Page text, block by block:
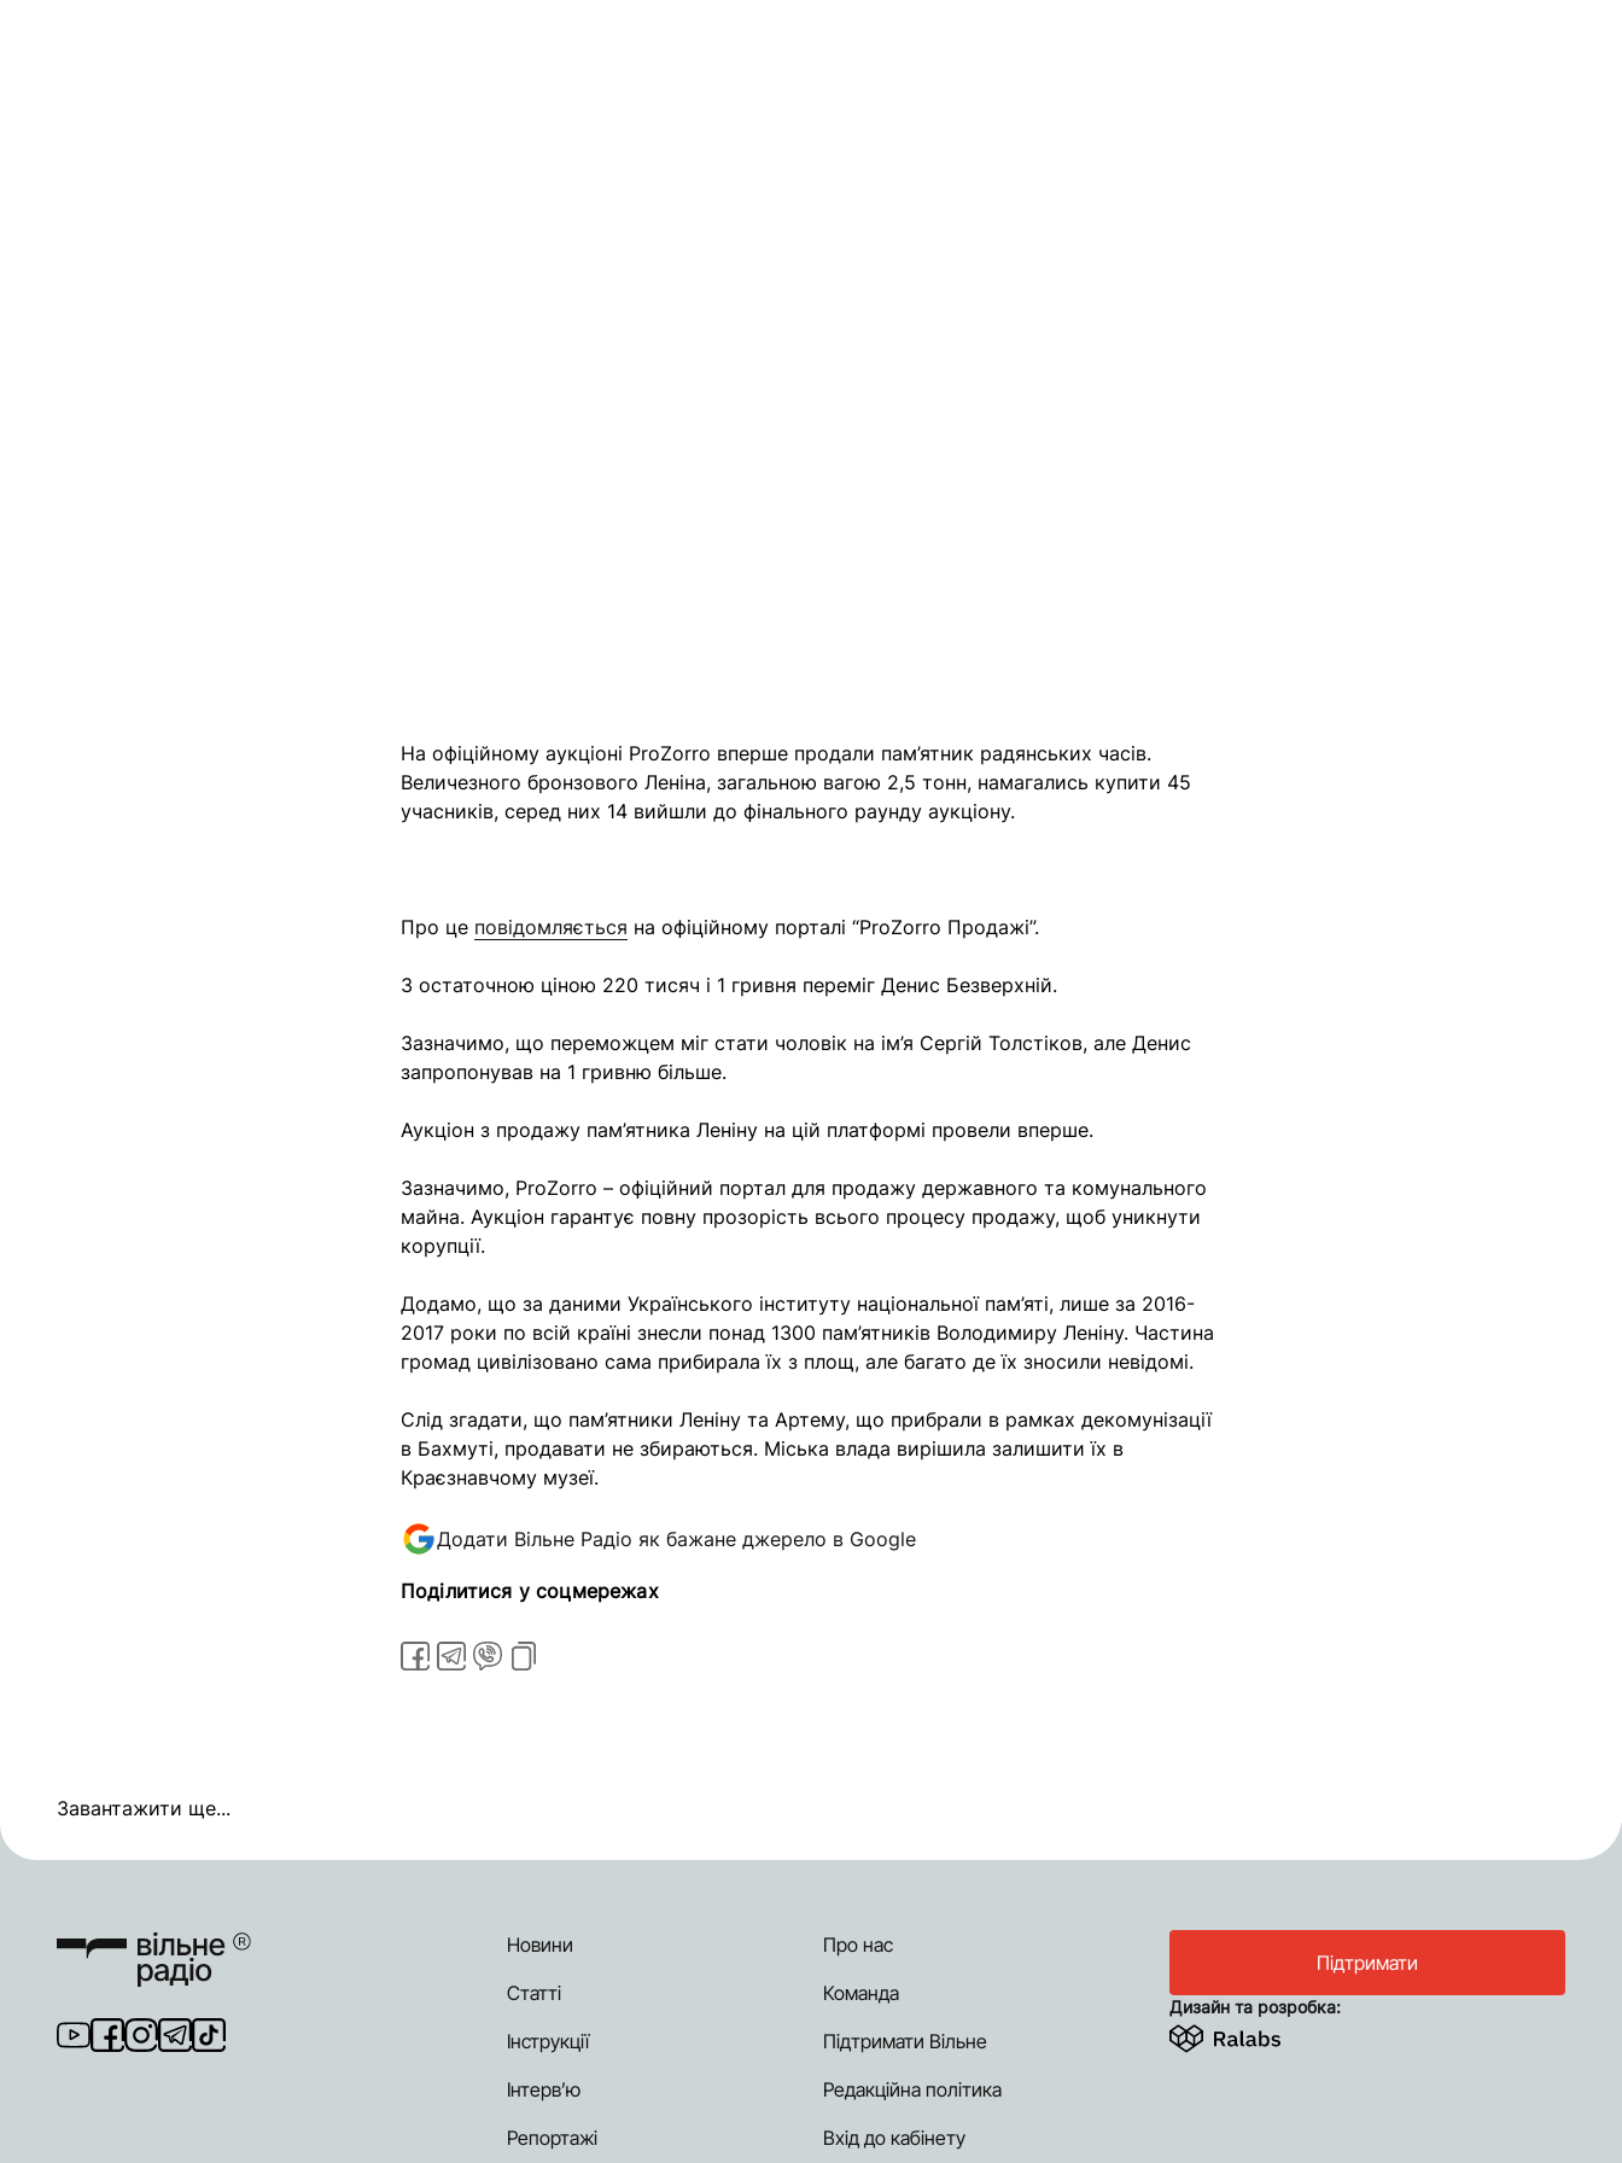
На офіційному аукціоні ProZorro вперше продали пам’ятник радянських часів.
Величезного бронзового Леніна, загальною вагою 2,5 тонн, намагались купити 45
учасників, серед них 14 вийшли до фінального раунду аукціону.
Про це повідомляється на офіційному порталі “ProZorro Продажі”.
З остаточною ціною 220 тисяч і 1 гривня переміг Денис Безверхній.
Зазначимо, що переможцем міг стати чоловік на ім’я Сергій Толстіков, але Денис
запропонував на 1 гривню більше.
Аукціон з продажу пам’ятника Леніну на цій платформі провели вперше.
Зазначимо, ProZorro – офіційний портал для продажу державного та комунального
майна. Аукціон гарантує повну прозорість всього процесу продажу, щоб уникнути
корупції.
Додамо, що за даними Українського інституту національної пам’яті, лише за 2016-
2017 роки по всій країні знесли понад 1300 пам’ятників Володимиру Леніну. Частина
громад цивілізовано сама прибирала їх з площ, але багато де їх зносили невідомі.
Слід згадати, що пам’ятники Леніну та Артему, що прибрали в рамках декомунізації
в Бахмуті, продавати не збираються. Міська влада вирішила залишити їх в
Краєзнавчому музеї.
Додати Вільне Радіо як бажане джерело в Google
Поділитися у соцмережах
Завантажити ще...
Новини
Статті
Інструкції
Інтерв’ю
Репортажі
Про нас
Команда
Підтримати Вільне
Редакційна політика
Вхід до кабінету
Підтримати
Дизайн та розробка: